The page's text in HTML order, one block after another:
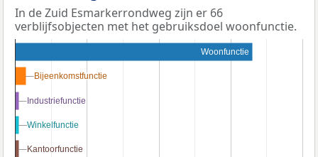
In de Zuid Esmarkerrondweg zijn er 66
verblijfsobjecten met het gebruiksdoel woonfunctie.
Woonfunctie
Bijeenkomstfunctie
Bijeenkomstfunctie
Industriefunctie
Industriefunctie
Winkelfunctie
Winkelfunctie
Kantoorfunctie
Kantoorfunctie